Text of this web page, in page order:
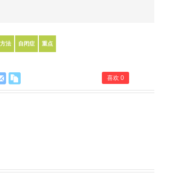
方法 自闭症 重点
喜欢 0